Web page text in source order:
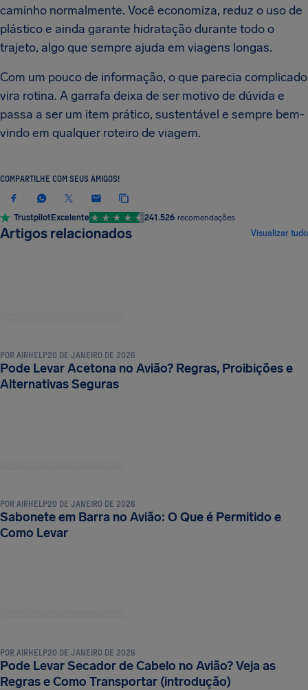
caminho normalmente. Você economiza, reduz o uso de
plástico e ainda garante hidratação durante todo o
trajeto, algo que sempre ajuda em viagens longas.
Com um pouco de informação, o que parecia complicado
vira rotina. A garrafa deixa de ser motivo de dúvida e
passa a ser um item prático, sustentável e sempre bem-
vindo em qualquer roteiro de viagem.
COMPARTILHE COM SEUS AMIGOS!
TrustpilotExcelente 241.526 recomendações
Artigos relacionados Visualizar tudo
POR AIRHELP20 DE JANEIRO DE 2026
Pode Levar Acetona no Avião? Regras, Proibições e
Alternativas Seguras
POR AIRHELP20 DE JANEIRO DE 2026
Sabonete em Barra no Avião: O Que é Permitido e
Como Levar
POR AIRHELP20 DE JANEIRO DE 2026
Pode Levar Secador de Cabelo no Avião? Veja as
Regras e Como Transportar (introdução)